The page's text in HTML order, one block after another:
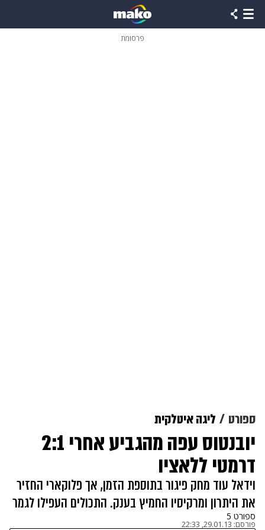
פרסומת
ספורט ליגה איטלקית
יובנטוס עפה מהגביע אחרי 2:1
דרמטי ללאציו
וידאל עוד מחק פיגור בתוספת הזמן, אך פלוקארי החזיר
את היתרון ומרקיסיו החמיץ בענק. התכולים העפילו לגמר
ספורט 5
פורסם: 29.01.13, 22:33